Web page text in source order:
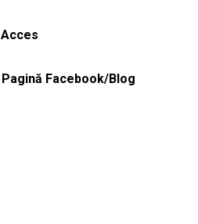
Acces
Pagină Facebook/Blog